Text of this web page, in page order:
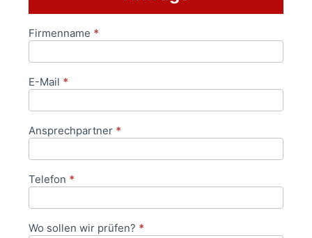
Anfrageformular
Firmenname *
E-Mail *
Ansprechpartner *
Telefon *
Wo sollen wir prüfen? *